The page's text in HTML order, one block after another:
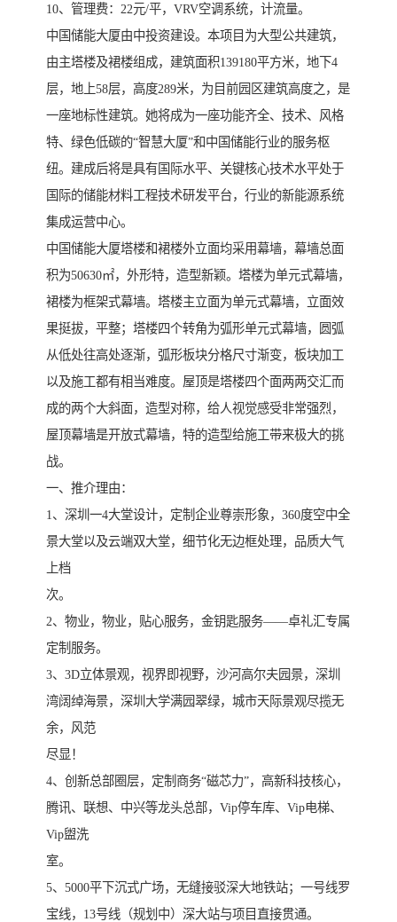
10、管理费：22元/平，VRV空调系统，计流量。
中国储能大厦由中投资建设。本项目为大型公共建筑，
由主塔楼及裙楼组成，建筑面积139180平方米，地下4
层，地上58层，高度289米，为目前园区建筑高度之，是
一座地标性建筑。她将成为一座功能齐全、技术、风格
特、绿色低碳的“智慧大厦”和中国储能行业的服务枢
纽。建成后将是具有国际水平、关键核心技术水平处于
国际的储能材料工程技术研发平台，行业的新能源系统
集成运营中心。
中国储能大厦塔楼和裙楼外立面均采用幕墙，幕墙总面
积为50630㎡，外形特，造型新颖。塔楼为单元式幕墙，
裙楼为框架式幕墙。塔楼主立面为单元式幕墙，立面效
果挺拔，平整；塔楼四个转角为弧形单元式幕墙，圆弧
从低处往高处逐渐，弧形板块分格尺寸渐变，板块加工
以及施工都有相当难度。屋顶是塔楼四个面两两交汇而
成的两个大斜面，造型对称，给人视觉感受非常强烈，
屋顶幕墙是开放式幕墙，特的造型给施工带来极大的挑
战。
一、推介理由：
1、深圳一4大堂设计，定制企业尊崇形象，360度空中全
景大堂以及云端双大堂，细节化无边框处理，品质大气
上档
次。
2、物业，物业，贴心服务，金钥匙服务――卓礼汇专属
定制服务。
3、3D立体景观，视界即视野，沙河高尔夫园景，深圳
湾阔绰海景，深圳大学满园翠绿，城市天际景观尽揽无
余，风范
尽显！
4、创新总部圈层，定制商务“磁芯力”，高新科技核心，
腾讯、联想、中兴等龙头总部，Vip停车库、Vip电梯、
Vip盥洗
室。
5、5000平下沉式广场，无缝接驳深大地铁站；一号线罗
宝线，13号线（规划中）深大站与项目直接贯通。